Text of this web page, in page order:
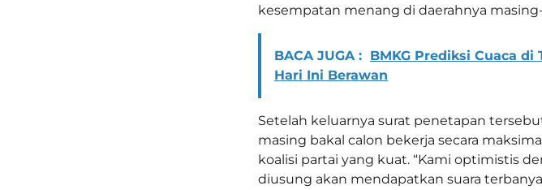
kesempatan menang di daerahnya
BACA JUGA : BMKG Prediksi Cuaca di
Hari Ini Berawan
Setelah keluarnya surat penetapan
masing bakal calon bekerja secara
koalisi partai yang kuat. “Kami optimistis
diusung akan mendapatkan suara